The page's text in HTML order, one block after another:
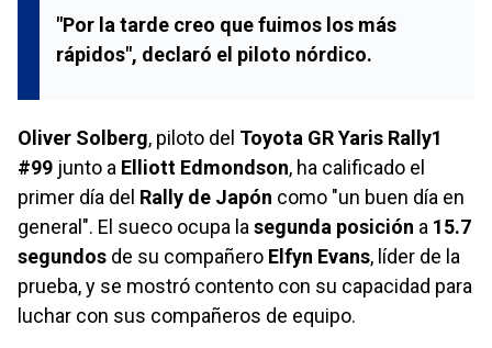
"Por la tarde creo que fuimos los más
rápidos", declaró el piloto nórdico.
Oliver Solberg, piloto del Toyota GR Yaris Rally1
#99 junto a Elliott Edmondson, ha calificado el
primer día del Rally de Japón como "un buen día en
general". El sueco ocupa la segunda posición a 15.7
segundos de su compañero Elfyn Evans, líder de la
prueba, y se mostró contento con su capacidad para
luchar con sus compañeros de equipo.